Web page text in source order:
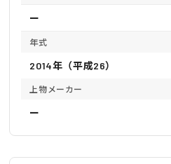
ー
年式
2014年（平成26）
上物メーカー
ー